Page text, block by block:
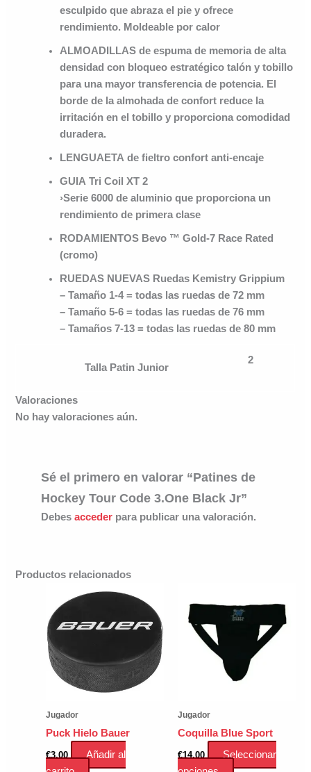
esculpido que abraza el pie y ofrece
rendimiento. Moldeable por calor
ALMOADILLAS de espuma de memoria de alta
densidad con bloqueo estratégico talón y tobillo
para una mayor transferencia de potencia. El
borde de la almohada de confort reduce la
irritación en el tobillo y proporciona comodidad
duradera.
LENGUAETA de fieltro confort anti-encaje
GUIA Tri Coil XT 2
›Serie 6000 de aluminio que proporciona un
rendimiento de primera clase
RODAMIENTOS Bevo ™ Gold-7 Race Rated
(cromo)
RUEDAS NUEVAS Ruedas Kemistry Grippium
– Tamaño 1-4 = todas las ruedas de 72 mm
– Tamaño 5-6 = todas las ruedas de 76 mm
– Tamaños 7-13 = todas las ruedas de 80 mm
Talla Patin Junior
2
Valoraciones
No hay valoraciones aún.
Sé el primero en valorar “Patines de
Hockey Tour Code 3.One Black Jr”
Debes accederpara publicar una valoración.
Productos relacionados
Jugador
Puck Hielo Bauer
€3.00
Añadir al
Jugador
Coquilla Blue Sport
€14.00
Seleccionar